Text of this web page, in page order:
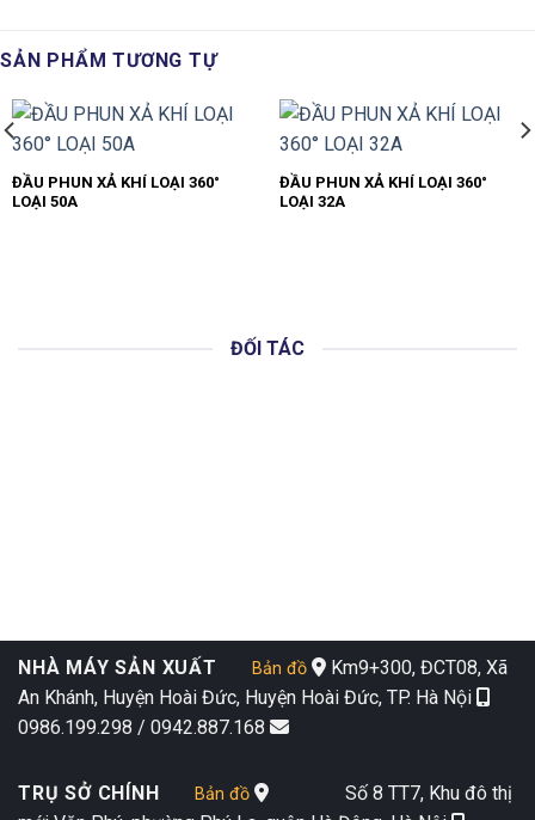
SẢN PHẨM TƯƠNG TỰ
ĐẦU PHUN XẢ KHÍ LOẠI 360°
LOẠI 50A
ĐẦU PHUN XẢ KHÍ LOẠI 360°
LOẠI 32A
ĐỐI TÁC
NHÀ MÁY SẢN XUẤT Bản đồ
Km9+300, ĐCT08, Xã
An Khánh, Huyện Hoài Đức, Huyện Hoài Đức, TP. Hà Nội
0986.199.298 / 0942.887.168
TRỤ SỞ CHÍNH Bản đồ
Số 8 TT7, Khu đô thị